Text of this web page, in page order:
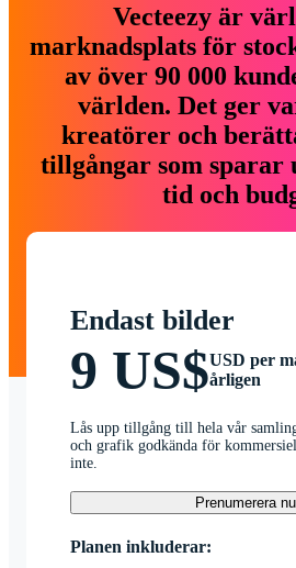
Vecteezy är
marknadsplats för
av över 90 000
världen. Det ger
kreatörer och
tillgångar som sparar
tid och
Endast bilder
9 US$USD per
årligen
Lås upp tillgång till hela vår
och grafik godkända för
inte.
Prenumerera nu
Planen inkluderar: